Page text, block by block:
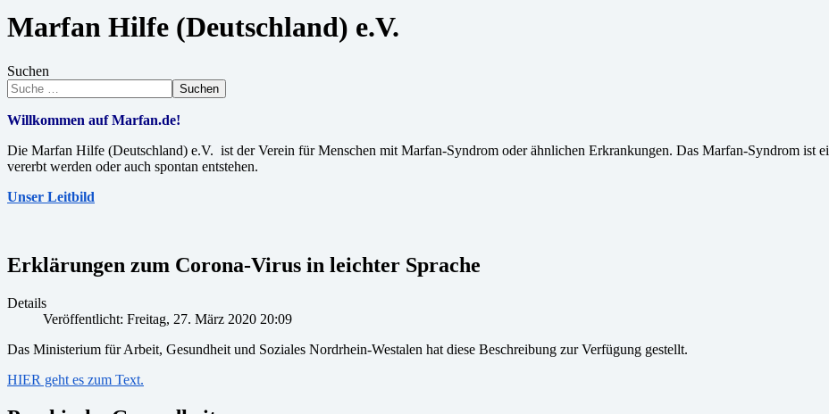
Marfan Hilfe (Deutschland) e.V.
Suchen
Suchen
Willkommen auf Marfan.de!
Die Marfan Hilfe (Deutschland) e.V. ist der Verein für Menschen mit Marfan-Syndrom oder ähnlichen Erkrankungen. Das Marfan-Syndrom ist
vererbt werden oder auch spontan entstehen.
Unser Leitbild
Erklärungen zum Corona-Virus in leichter Sprache
Details
Veröffentlicht: Freitag, 27. März 2020 20:09
Das Ministerium für Arbeit, Gesundheit und Soziales Nordrhein-Westalen hat diese Beschreibung zur Verfügung gestellt.
HIER geht es zum Text.